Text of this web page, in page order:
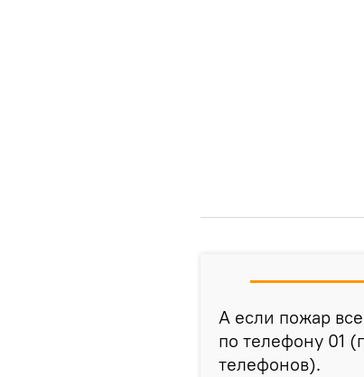
А если пожар
по телефону 01
телефонов).